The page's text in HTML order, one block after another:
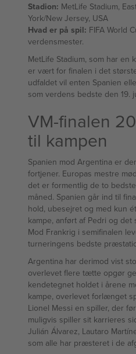
Stadion: MetLife Stadium,
York/New Jersey, USA
Hvad er på spil: FIFA World
verdensmester.
MetLife Stadium, som har en
er vært for finalen i det
udfaldet vil enten Spanien
som verdens bedste den 19.
VM-finalen
til kampen
Spanien mod Argentina er
fortjener. Europas mestre
det er formentlig de to
måned. Spanien går ind til
hold, ubesejret og med kun
kampe, anført af Pedri og det
Mod Frankrig i semifinalen
turneringens bedste
Argentina har derimod vist
overlevet flere tætte opgør
kendetegnet holdet i årene
kampe, overlevet forlænget
Lionel Messi en spiller, der
muligvis spiller sit karrieres
Julián Álvarez, Lautaro
som alle har præsteret i de